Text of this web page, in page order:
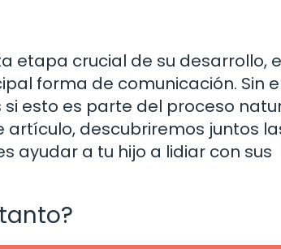
etapa crucial de su desarrollo,
forma de comunicación. Sin
esto es parte del proceso
descubriremos juntos
ayudar a tu hijo a lidiar con sus